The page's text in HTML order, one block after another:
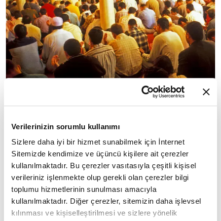
Verilerinizin sorumlu kullanımı
Sizlere daha iyi bir hizmet sunabilmek için İnternet
Sitemizde kendimize ve üçüncü kişilere ait çerezler
kullanılmaktadır. Bu çerezler vasıtasıyla çeşitli kişisel
verileriniz işlenmekte olup gerekli olan çerezler bilgi
toplumu hizmetlerinin sunulması amacıyla
kullanılmaktadır. Diğer çerezler, sitemizin daha işlevsel
kılınması ve kişiselleştirilmesi ve sizlere yönelik
Edirne: 06:20
Elazığ: 05:36
Erzincan: 05:33